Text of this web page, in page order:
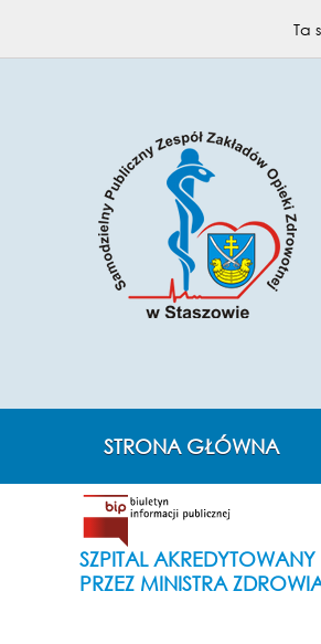
STRONA GŁÓWNA
SZPITAL AKREDYTOWANY
PRZEZ MINISTRA
Ta